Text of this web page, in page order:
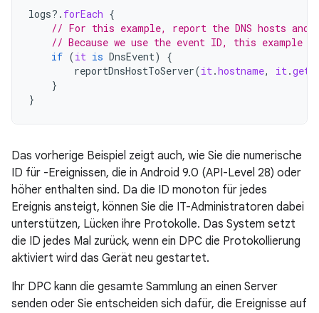
logs?. forEach {
// For this example, report the DNS hosts
// Because we use the event ID, this example
if (it is DnsEvent)
{
reportDnsHostToServer(it.hostname, it.
}
}
Das vorherige Beispiel zeigt auch, wie Sie die numerische
ID für -Ereignissen, die in Android 9.0 (API-Level 28) oder
höher enthalten sind. Da die ID monoton für jedes
Ereignis ansteigt, können Sie die IT-Administratoren dabei
unterstützen, Lücken ihre Protokolle. Das System setzt
die ID jedes Mal zurück, wenn ein DPC die Protokollierung
aktiviert wird das Gerät neu gestartet.
Ihr DPC kann die gesamte Sammlung an einen Server
senden oder Sie entscheiden sich dafür, die Ereignisse auf